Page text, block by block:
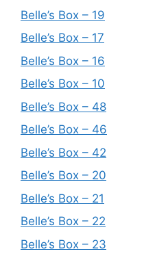
Belle’s Box – 19
Belle’s Box – 17
Belle’s Box – 16
Belle’s Box – 10
Belle’s Box – 48
Belle’s Box – 46
Belle’s Box – 42
Belle’s Box – 20
Belle’s Box – 21
Belle’s Box – 22
Belle’s Box – 23